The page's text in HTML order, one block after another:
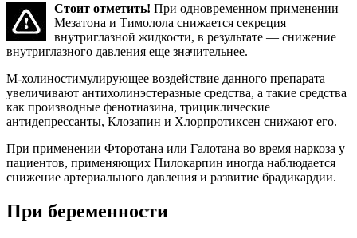
Стоит отметить! При одновременном применении
Мезатона и Тимолола снижается секреция
внутриглазной жидкости, в результате — снижение
внутриглазного давления еще значительнее.
М-холиностимулирующее воздействие данного препарата
увеличивают антихолинэстеразные средства, а такие средства
как производные фенотиазина, трициклические
антидепрессанты, Клозапин и Хлорпротиксен снижают его.
При применении Фторотана или Галотана во время наркоза у
пациентов, применяющих Пилокарпин иногда наблюдается
снижение артериального давления и развитие брадикардии.
При беременности